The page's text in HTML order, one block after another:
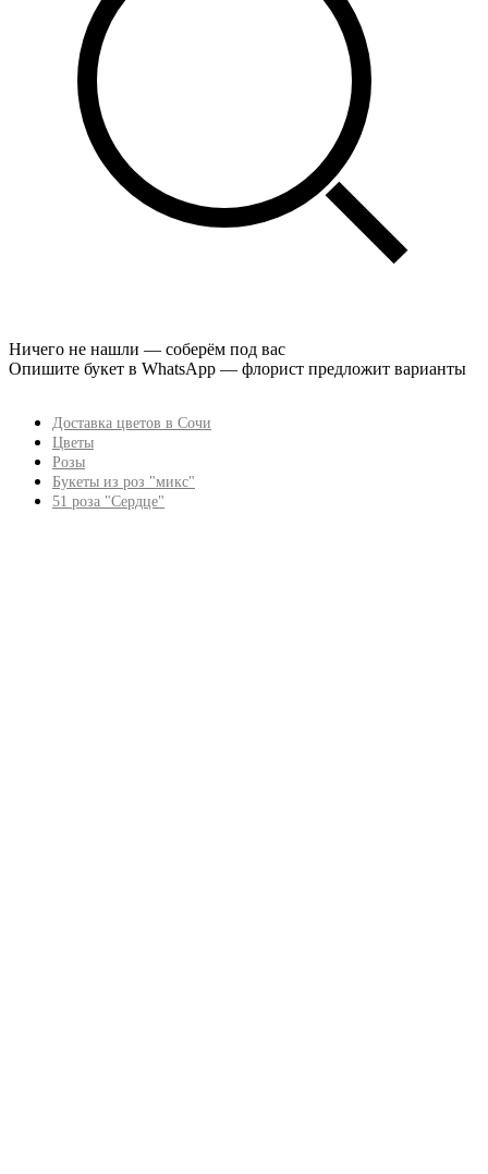
Ничего не нашли — соберём под вас
Опишите букет в WhatsApp — флорист предложит варианты
Доставка цветов в Сочи
Цветы
Розы
Букеты из роз "микс"
51 роза "Сердце"